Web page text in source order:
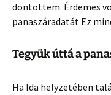
döntöttem. Érdemes
panaszáradatát Ez
Tegyük úttá a
Ha Ida helyzetében